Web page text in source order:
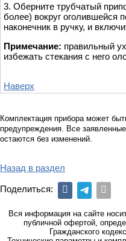
3. Оберните трубчатый
более) вокруг оголившейся
наконечник в ручку, и
Примечание: правильный
избежать стекания с него
Наверх
Комплектация прибора может
предупреждения. Все
остаются без изменений.
Назад в раздел
Поделиться:
Вся информация на сайте
публичной офертой,
Гражданского